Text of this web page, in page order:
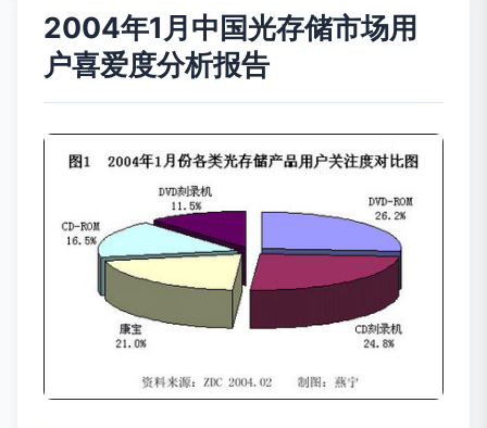
2004年1月中国光存储市场用
户喜爱度分析报告